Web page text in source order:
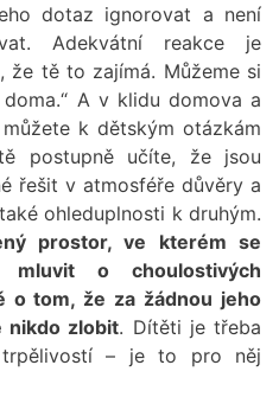
dotaz ignorovat a není
Adekvátní reakce je
že tě to zajímá. Můžeme si
A v klidu domova a
k dětským otázkám
postupně učíte, že jsou
řešit v atmosféře důvěry a
ohleduplnosti k druhým.
prostor, ve kterém se
mluvit o choulostivých
o tom, že za žádnou jeho
nikdo zlobit. Dítěti je třeba
– je to pro něj